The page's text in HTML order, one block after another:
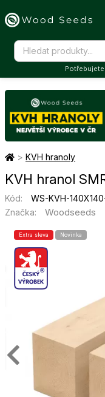
> KVH hranoly
KVH hranol
Kód:
WS-KVH-
Značka:
Woodseeds
Extra sleva Novinka